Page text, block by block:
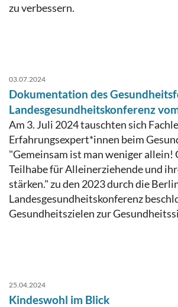
zu verbessern.
03.07.2024
Dokumentation des
Landesgesundheitskonferenz
Am 3. Juli 2024 tauschten sich
Erfahrungsexpert*innen beim
"Gemeinsam ist man weniger allein!
Teilhabe für Alleinerziehende und
stärken." zu den 2023 durch die
Landesgesundheitskonferenz
Gesundheitszielen zur
25.04.2024
Kindeswohl im Blick